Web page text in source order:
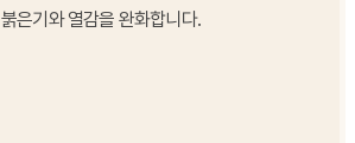
붉은기와 열감을 완화합니다.